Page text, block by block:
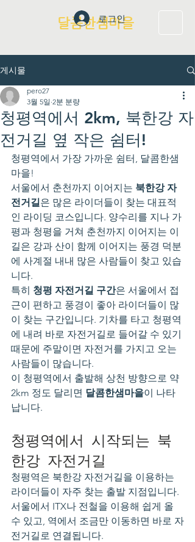
달콤한샘마을
로그인
게시물
청평역에서 2km, 북한강 자
전거길 옆 작은 쉼터!
pero27
3월 5일 2분 분량
청평역에서 가장 가까운 쉼터, 달콤한샘
마을!
서울에서 춘천까지 이어지는 북한강 자
전거길은 많은 라이더들이 찾는 대표적
인 라이딩 코스입니다. 양수리를 지나 가
평과 청평을 거쳐 춘천까지 이어지는 이
길은 강과 산이 함께 이어지는 풍경 덕분
에 사계절 내내 많은 사람들이 찾고 있습
니다.
특히 청평 자전거길 구간은 서울에서 접
근이 편하고 풍경이 좋아 라이더들이 많
이 찾는 구간입니다. 기차를 타고 청평역
에 내려 바로 자전거길로 들어갈 수 있기
때문에 주말이면 자전거를 가지고 오는
사람들이 많습니다.
이 청평역에서 출발해 상천 방향으로 약
2km 정도 달리면 달콤한샘마을이 나타
납니다.
청평역에서 시작되는 북
한강 자전거길
청평역은 북한강 자전거길을 이용하는
라이더들이 자주 찾는 출발 지점입니다.
서울에서 ITX나 전철을 이용해 쉽게 올
수 있고, 역에서 조금만 이동하면 바로 자
전거길로 연결됩니다.